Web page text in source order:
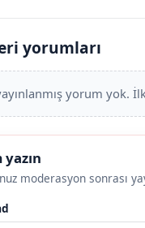
yorumları
yorum yok.
moderasyon sonrası